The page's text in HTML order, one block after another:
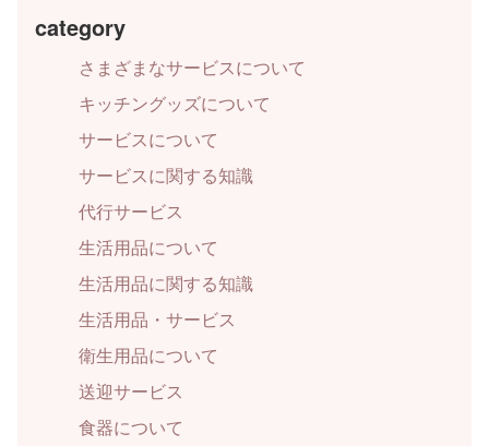
category
さまざまなサービスについて
キッチングッズについて
サービスについて
サービスに関する知識
代行サービス
生活用品について
生活用品に関する知識
生活用品・サービス
衛生用品について
送迎サービス
食器について